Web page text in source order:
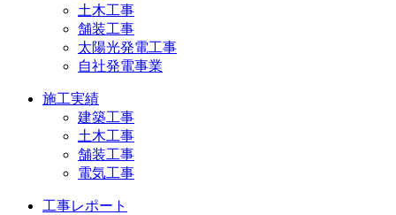
土木工事
舗装工事
太陽光発電工事
自社発電事業
施工実績
建築工事
土木工事
舗装工事
電気工事
工事レポート